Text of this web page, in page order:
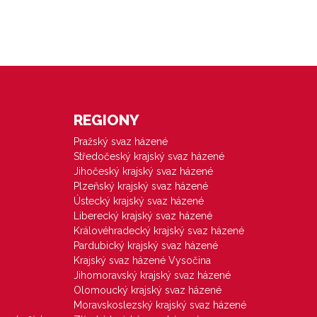
REGIONY
Pražský svaz házené
Středočeský krajský svaz házené
Jihočeský krajský svaz házené
Plzeňský krajský svaz házené
Ústecký krajský svaz házené
Liberecký krajský svaz házené
Královéhradecký krajský svaz házené
Pardubický krajský svaz házené
Krajský svaz házené Vysočina
Jihomoravský krajský svaz házené
Olomoucký krajský svaz házené
Moravskoslezský krajský svaz házené